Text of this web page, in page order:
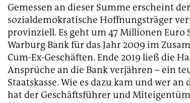
Gemessen an dieser Summe erscheint
sozialdemokratische Hoffnungsträger
provinziell. Es geht um 47 Millionen
Warburg Bank für das Jahr 2009 im
Cum-Ex-Geschäften. Ende 2019 ließ die
Ansprüche an die Bank verjähren – ein
Staatskasse. Wie es dazu kam und wer
hat der Geschäftsführer und